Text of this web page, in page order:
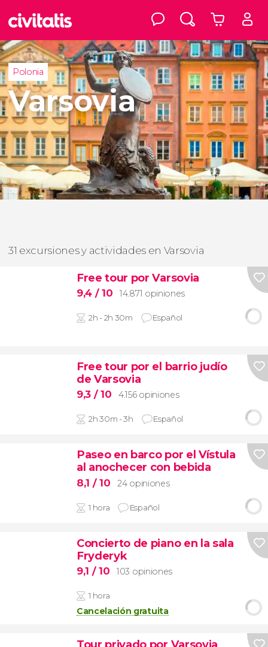
Polonia
Varsovia
31 excursiones y actividades en Varsovia
Free tour por Varsovia
9,4 / 10 14.871 opiniones
2h - 2h 30m Español
Free tour por el barrio judío
de Varsovia
9,3 / 10 4.156 opiniones
2h 30m - 3h Español
Paseo en barco por el Vístula
al anochecer con bebida
8,1 / 10 24 opiniones
1 hora Español
Concierto de piano en la sala
Fryderyk
9,1 / 10 103 opiniones
1 hora
Cancelación gratuita